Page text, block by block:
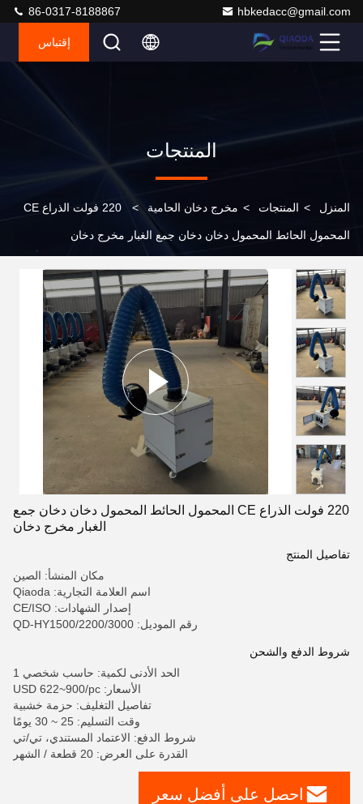
hbkedacc@gmail.com
86-0317-8188867
إقتباس
المنتجات
المنزل > المنتجات > مخرج دخان الحامية > 220 فولت الذراع CE
المحمول الحائط المحمول دخان دخان جمع الغبار مخرج دخان
220 فولت الذراع CE المحمول الحائط المحمول دخان دخان جمع
الغبار مخرج دخان
تفاصيل المنتج
مكان المنشأ: الصين
اسم العلامة التجارية: Qiaoda
إصدار الشهادات: CE/ISO
رقم الموديل: QD-HY1500/2200/3000
شروط الدفع والشحن
الحد الأدنى لكمية: حاسب شخصي 1
الأسعار: USD 622~900/pc
تفاصيل التغليف: حزمة خشبية
وقت التسليم: 25 ~ 30 يومًا
شروط الدفع: الاعتماد المستندي، تي/تي
القدرة على العرض: 20 قطعة / الشهر
احصل على أفضل سعر